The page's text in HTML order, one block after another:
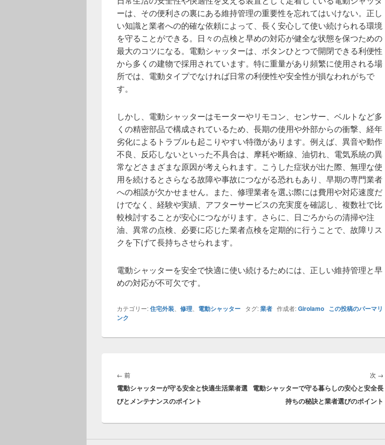
ーは、その便利さの裏にある維持管理の重要性を忘れてはいけない。正し
い知識と業者への的確な依頼によって、長く安心して使い続けられる環境
を守ることができる。日々の点検と早めの対応が健全な状態を保つための
最大のコツになる。電動シャッターは、ボタンひとつで開閉できる利便性
から多くの建物で採用されています。特に重量があり頻繁に使用される場
所では、電動タイプでなければ日常の利便性や安全性が損なわれがちで
す。
しかし、電動シャッターはモーターやリモコン、センサー、ベルトなど多
くの精密部品で構成されているため、長期の使用や外部からの衝撃、経年
劣化によるトラブルも起こりやすい特徴があります。例えば、異音や動作
不良、反応しないといった不具合は、摩耗や断線、油切れ、電気系統の異
常などさまざまな原因が考えられます。こうした症状が出た際、無理な使
用を続けるとさらなる故障や事故につながる恐れもあり、早期の専門業者
への相談が欠かせません。また、修理業者を選ぶ際には費用や対応速度だ
けでなく、経験や実績、アフターサービスの充実度を確認し、複数社で比
較検討することが安心につながります。さらに、日ごろからの清掃や注
油、異常の点検、必要に応じた業者点検を定期的に行うことで、故障リス
クを下げて長持ちさせられます。
電動シャッターを安全で快適に使い続けるためには、正しい維持管理と早
めの対応が不可欠です。
カテゴリー:住宅外装 修理 電動シャッター タグ:業者 作成者:Girolamo この投稿のパーマリ
ンク
稿
ナ
ビ
ゲ
ョ
← 前前
の
投
電動シャッターが守る安全と快適生活業者選
びとメンテナンスのポイント
次 →
の
電動シャッターで守る暮らしの安心と安全長
持ちの秘訣と業者選びのポイント